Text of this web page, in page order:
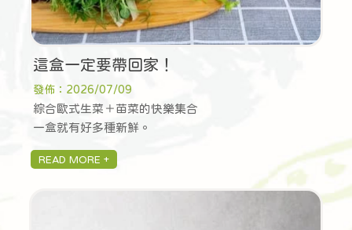
這盒一定要帶回家！
發佈：2026/07/09
綜合歐式生菜＋苗菜的快樂集合
一盒就有好多種新鮮。